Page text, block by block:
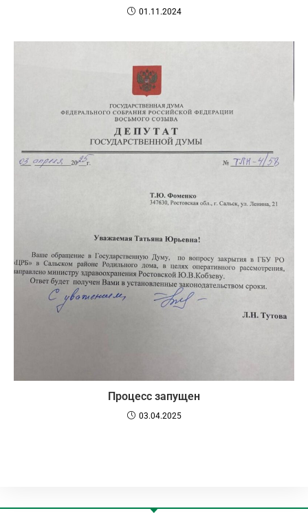
01.11.2024
Процесс запущен
03.04.2025